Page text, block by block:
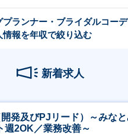
プランナー・ブライダルコー
情報を年収で絞り込む
新着求人
開発及びPJリード）～みな
週2OK／業務改善～